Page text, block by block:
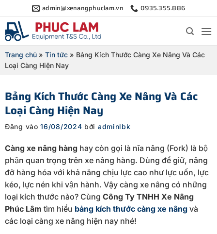
qua
nội
dung
admin@xenangphuclam.vn 0935.355.886
Trang chủ » Tin tức » Bảng Kích Thước Càng Xe Nâng Và Các
Loại Càng Hiện Nay
Bảng Kích Thước Càng Xe Nâng Và Các
Loại Càng Hiện Nay
Đăng vào16/08/2024 bởi adminlbk
Càng xe nâng hàng hay còn gọi là nĩa nâng (Fork) là bộ
phận quan trọng trên xe nâng hàng. Dùng để giữ, nâng
đỡ hàng hóa với khả năng chịu lực cao như lực uốn, lực
kéo, lực nén khi vận hành. Vậy càng xe nâng có những
loại kích thước nào? Cùng Công Ty TNHH Xe Nâng
Phúc Lâm tìm hiểu bảng kích thước càng xe nâng và
các loại càng xe nâng hiện nay nhé!